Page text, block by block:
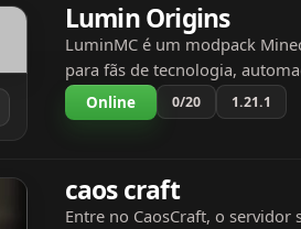
Lumin Origins
LuminMC é um modpack
para fãs de tecnologia,
engenharia! Explore um
possibilidades onde as
Online 0/20 1.21.1
caos craft
Entre no CaosCraft, o servidor